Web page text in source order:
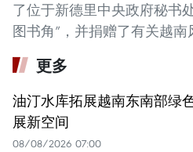
了位于新德里中央政府秘书
图书角”，并捐赠了有关越南
更多
油汀水库拓展越南东南部绿
展新空间
08/08/2026 07:00